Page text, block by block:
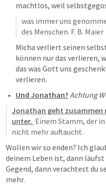
machtlos, weil
was immer uns
des Menschen. F. B. Maier
Micha verliert seinen
können nur das verlieren,
das was Gott uns
verlieren.
Und Jonathan? Achtung
Jonathan geht zusammen
unter. Einem Stamm, der
nicht mehr auftaucht.
Wollen wir so enden? Ich
deinem Leben ist, dann
Gegend, dann verachtest du
mehr.